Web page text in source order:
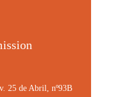
25 de Abril, nº93B